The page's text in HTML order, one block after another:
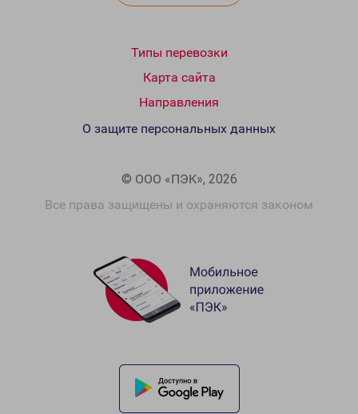
Типы перевозки
Карта сайта
Направления
© ООО «ПЭК», 2026
Все права защищены и охраняются законом
О защите персональных данных